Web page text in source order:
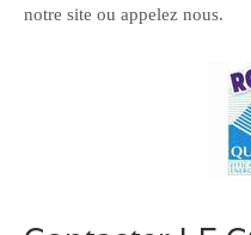
notre site ou appelez nous.